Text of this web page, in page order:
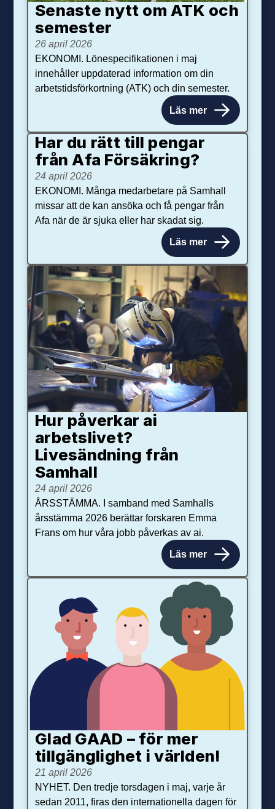
Senaste nytt om ATK och
se­mester
26 april 2026
EKONOMI. Lönespecifikationen i maj
innehåller uppdaterad information om din
arbetstidsförkortning (ATK) och din semester.
Läs mer
Har du rätt till pengar
från Afa Försäkring?
24 april 2026
EKONOMI. Många medarbetare på Samhall
missar att de kan ansöka och få pengar från
Afa när de är sjuka eller har skadat sig.
Läs mer
Hur påverkar ai
arbetslivet?
Livesändning från
Samhall
24 april 2026
ÅRSSTÄMMA. I samband med Samhalls
årsstämma 2026 berättar forskaren Emma
Frans om hur våra jobb påverkas av ai.
Läs mer
Glad GAAD – för mer
tillgänglighet i världen!
21 april 2026
NYHET. Den tredje torsdagen i maj, varje år
sedan 2011, firas den internationella dagen för